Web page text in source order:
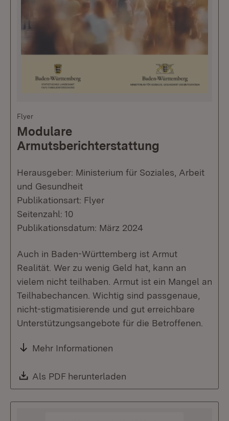
Flyer
Modulare
Armutsberichterstattung
Herausgeber: Ministerium für Soziales, Arbeit
und Gesundheit
Publikationsart: Flyer
Seitenzahl: 10
Publikationsdatum: März 2024
Auch in Baden-Württemberg ist Armut
Realität. Wer zu wenig Geld hat, kann an
vielem nicht teilhaben. Armut ist ein Mangel an
Teilhabechancen. Wichtig sind passgenaue,
nicht-stigmatisierende und gut erreichbare
Unterstützungsangebote für die Betroffenen.
Mehr Informationen
Download:
Als PDF herunterladen